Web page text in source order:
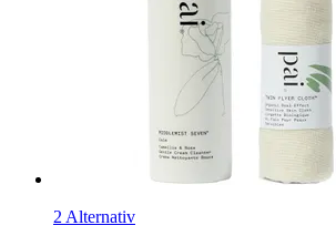
2 Alternativ